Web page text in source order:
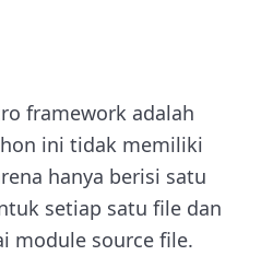
framework adalah
ini tidak memiliki
hanya berisi satu
setiap satu file dan
module source file.